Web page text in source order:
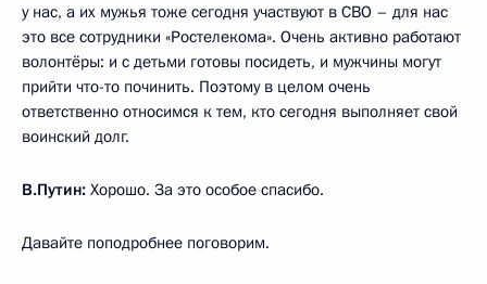
у нас, а их мужья тоже сегодня участвуют в СВО – для нас
это все сотрудники «Ростелекома». Очень активно работают
волонтёры: и с детьми готовы посидеть, и мужчины могут
прийти что-то починить. Поэтому в целом очень
ответственно относимся к тем, кто сегодня выполняет свой
воинский долг.
В.Путин: Хорошо. За это особое спасибо.
Давайте поподробнее поговорим.